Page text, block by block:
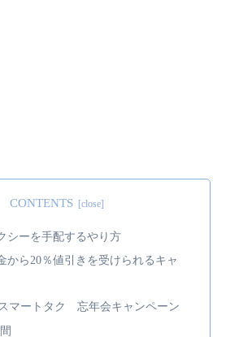
CONTENTS
シーを手配するやり方
から20％値引きを受けられるキャ
マートタク 忘年会キャンペーン